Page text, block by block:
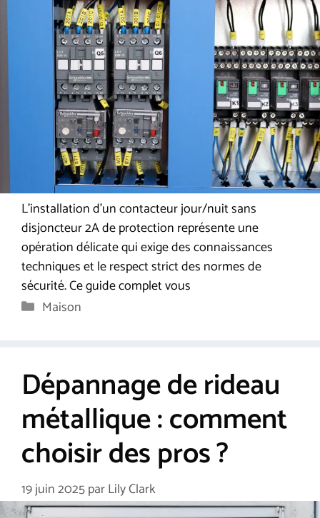
L’installation d’un contacteur jour/nuit sans
disjoncteur 2A de protection représente une
opération délicate qui exige des connaissances
techniques et le respect strict des normes de
sécurité. Ce guide complet vous
Catégories
Maison
Dépannage de rideau
métallique : comment
choisir des pros ?
19 juin 2025parLily Clark